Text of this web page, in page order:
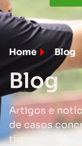
Home Blog
Blog
Artigos e
de casos
tiro.